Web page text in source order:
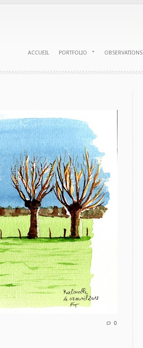
ACCUEIL PORTFOLIO OBSERVATIONS
0